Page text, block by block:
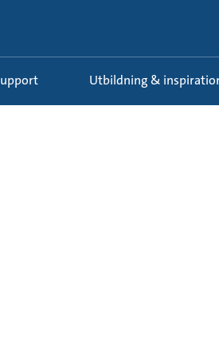
Support Utbildning &